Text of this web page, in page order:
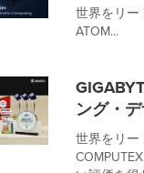
世界をリー
ATOM...
ング・
世界をリー